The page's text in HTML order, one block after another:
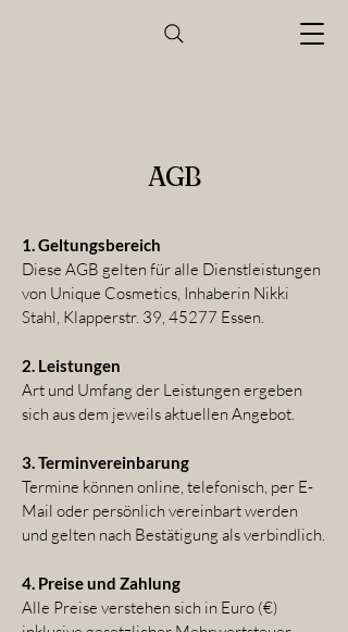
AGB
1. Geltungsbereich
Diese AGB gelten für alle Dienstleistungen
von Unique Cosmetics, Inhaberin Nikki
Stahl, Klapperstr. 39, 45277 Essen.
2. Leistungen
Art und Umfang der Leistungen ergeben
sich aus dem jeweils aktuellen Angebot.
3. Terminvereinbarung
Termine können online, telefonisch, per E-
Mail oder persönlich vereinbart werden
und gelten nach Bestätigung als verbindlich.
4. Preise und Zahlung
Alle Preise verstehen sich in Euro (€)